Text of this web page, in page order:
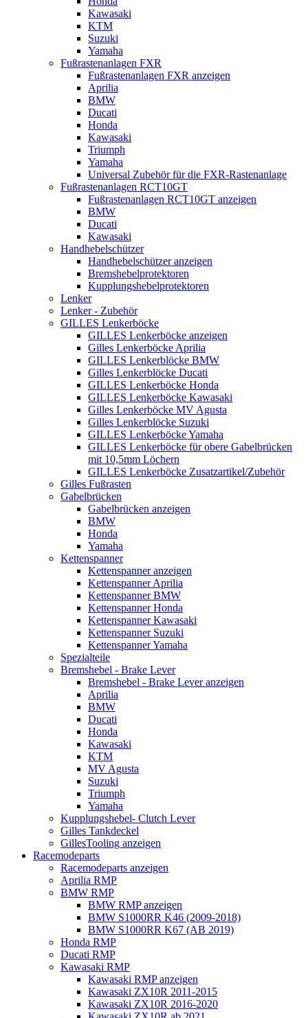
Kawasaki
KTM
Suzuki
Yamaha
Fußrastenanlagen FXR
Fußrastenanlagen FXR anzeigen
Aprilia
BMW
Ducati
Honda
Kawasaki
Triumph
Yamaha
Universal Zubehör für die FXR-Rastenanlage
Fußrastenanlagen RCT10GT
Fußrastenanlagen RCT10GT anzeigen
BMW
Ducati
Kawasaki
Handhebelschützer
Handhebelschützer anzeigen
Bremshebelprotektoren
Kupplungshebelprotektoren
Lenker
Lenker - Zubehör
GILLES Lenkerböcke
GILLES Lenkerböcke anzeigen
Gilles Lenkerböcke Aprilia
GILLES Lenkerblöcke BMW
Gilles Lenkerblöcke Ducati
GILLES Lenkerböcke Honda
GILLES Lenkerböcke Kawasaki
Gilles Lenkerböcke MV Agusta
Gilles Lenkerblöcke Suzuki
GILLES Lenkerböcke Yamaha
GILLES Lenkerböcke für obere Gabelbrücken
mit 10,5mm Löchern
GILLES Lenkerböcke Zusatzartikel/Zubehör
Gilles Fußrasten
Gabelbrücken
Gabelbrücken anzeigen
BMW
Honda
Yamaha
Kettenspanner
Kettenspanner anzeigen
Kettenspanner Aprilia
Kettenspanner BMW
Kettenspanner Honda
Kettenspanner Kawasaki
Kettenspanner Suzuki
Kettenspanner Yamaha
Spezialteile
Bremshebel - Brake Lever
Bremshebel - Brake Lever anzeigen
Aprilia
BMW
Ducati
Honda
Kawasaki
KTM
MV Agusta
Suzuki
Triumph
Yamaha
Kupplungshebel- Clutch Lever
Gilles Tankdeckel
GillesTooling anzeigen
Racemodeparts
Racemodeparts anzeigen
Aprilia RMP
BMW RMP
BMW RMP anzeigen
BMW S1000RR K46 (2009-2018)
BMW S1000RR K67 (AB 2019)
Honda RMP
Ducati RMP
Kawasaki RMP
Kawasaki RMP anzeigen
Kawasaki ZX10R 2011-2015
Kawasaki ZX10R 2016-2020